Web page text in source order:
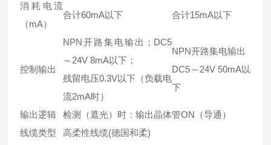
消耗电流
（mA）
合计60mA以下 合计15mA以下
控制输出
NPN开路集电输出；DC5
～24V 8mA以下；
残留电压0.3V以下（负载电
流2mA时）
NPN开路集电输出
DC5～24V 50mA以
下
输出逻辑
检测（遮光）时：输出晶体管ON（导通）
线缆类型
高柔性线缆(德国和柔)